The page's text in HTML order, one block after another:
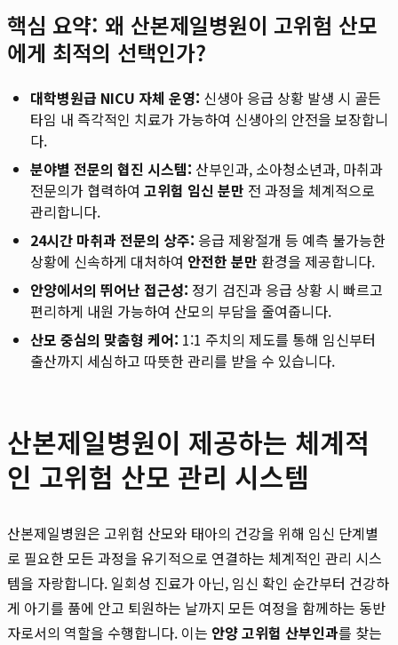
핵심 요약: 왜 산본제일병원이 고위험 산모
에게 최적의 선택인가?
대학병원급 NICU 자체 운영: 신생아 응급 상황 발생 시 골든
타임 내 즉각적인 치료가 가능하여 신생아의 안전을 보장합니
다.
분야별 전문의 협진 시스템: 산부인과, 소아청소년과, 마취과
전문의가 협력하여 고위험 임신 분만 전 과정을 체계적으로
관리합니다.
24시간 마취과 전문의 상주: 응급 제왕절개 등 예측 불가능한
상황에 신속하게 대처하여 안전한 분만 환경을 제공합니다.
안양에서의 뛰어난 접근성: 정기 검진과 응급 상황 시 빠르고
편리하게 내원 가능하여 산모의 부담을 줄여줍니다.
산모 중심의 맞춤형 케어: 1:1 주치의 제도를 통해 임신부터
출산까지 세심하고 따뜻한 관리를 받을 수 있습니다.
산본제일병원이 제공하는 체계적
인 고위험 산모 관리 시스템
산본제일병원은 고위험 산모와 태아의 건강을 위해 임신 단계별
로 필요한 모든 과정을 유기적으로 연결하는 체계적인 관리 시스
템을 자랑합니다. 일회성 진료가 아닌, 임신 확인 순간부터 건강하
게 아기를 품에 안고 퇴원하는 날까지 모든 여정을 함께하는 동반
자로서의 역할을 수행합니다. 이는 안양 고위험 산부인과를 찾는